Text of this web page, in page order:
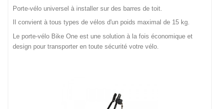
Porte-vélo universel à installer sur des barres de toit.
Il convient à tous types de vélos d'un poids maximal de 15 kg.
Le porte-vélo Bike One est une solution à la fois économique et
design pour transporter en toute sécurité votre vélo.